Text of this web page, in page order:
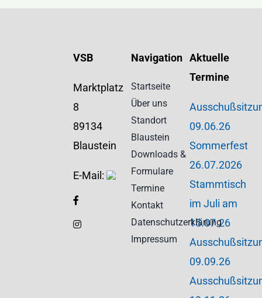
VSB
Marktplatz
8
89134
Blaustein
E-Mail:
Navigation
Startseite
Über uns
Standort
Blaustein
Downloads &
Formulare
Termine
Kontakt
Datenschutzerklärung
Impressum
Aktuelle
Termine
09.06.26
Sommerfest
26.07.2026
Stammtisch
im Juli am
15.07.26
09.09.26